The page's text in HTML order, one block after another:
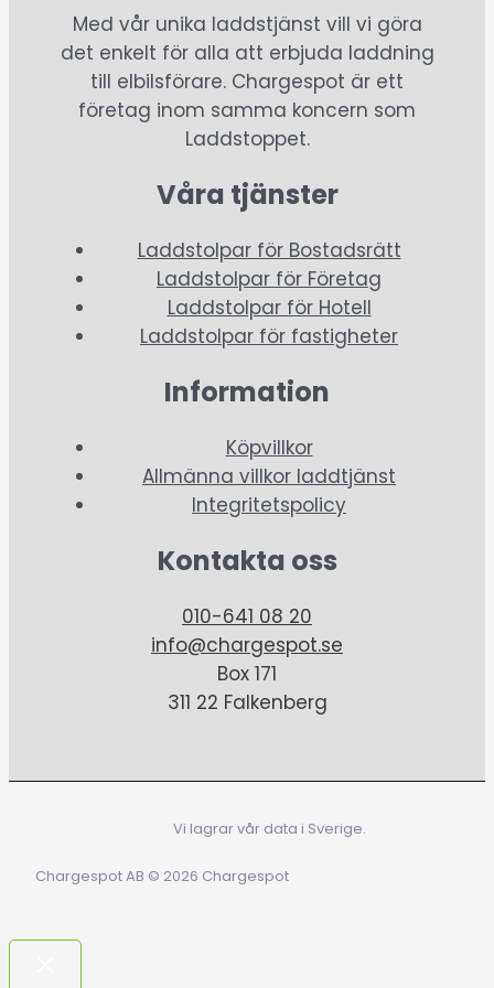
Med vår unika laddstjänst vill vi göra
det enkelt för alla att erbjuda laddning
till elbilsförare. Chargespot är ett
företag inom samma koncern som
Laddstoppet.
Våra tjänster
Laddstolpar för Bostadsrätt
Laddstolpar för Företag
Laddstolpar för Hotell
Laddstolpar för fastigheter
Information
Köpvillkor
Allmänna villkor laddtjänst
Integritetspolicy
Kontakta oss
010-641 08 20
info@chargespot.se
Box 171
311 22 Falkenberg
Vi lagrar vår data i Sverige.
Chargespot AB © 2026 Chargespot